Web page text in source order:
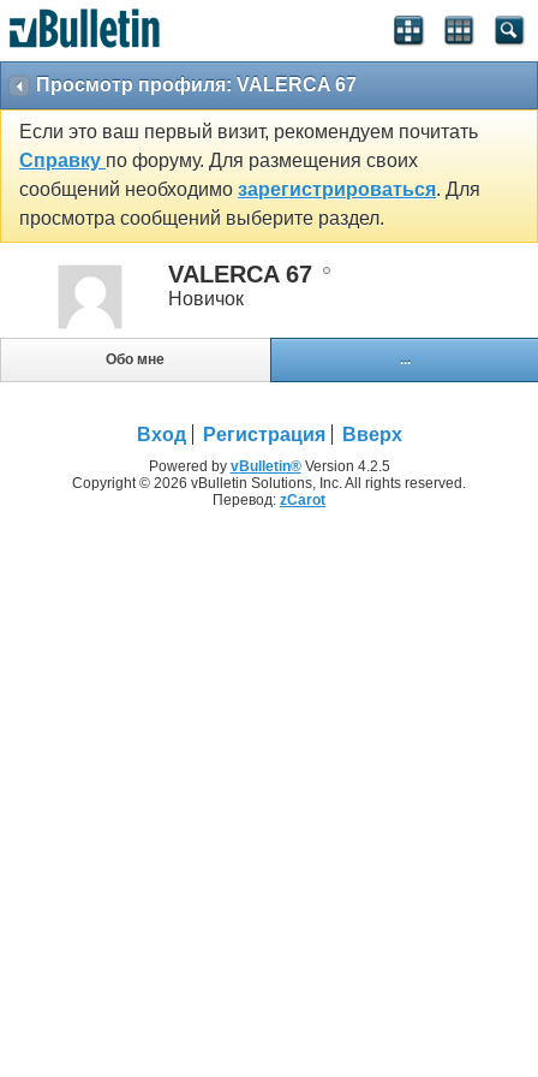
Просмотр профиля: VALERCA 67
Если это ваш первый визит, рекомендуем почитать
Справку по форуму. Для размещения своих
сообщений необходимо зарегистрироваться. Для
просмотра сообщений выберите раздел.
VALERCA 67
Новичок
Обо мне ...
Вход Регистрация Вверх
Powered by vBulletin®Version 4.2.5
Copyright © 2026 vBulletin Solutions, Inc. All rights reserved.
Перевод: zCarot